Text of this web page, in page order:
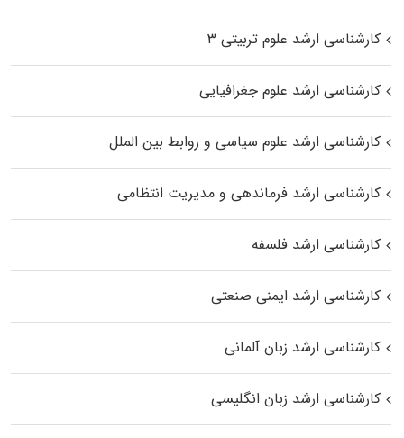
کارشناسی ارشد علوم تربیتی ۳
کارشناسی ارشد علوم جغرافیایی
کارشناسی ارشد علوم سیاسی و روابط بین الملل
کارشناسی ارشد فرماندهی و مدیریت انتظامی
کارشناسی ارشد فلسفه
کارشناسی ارشد ایمنی صنعتی
کارشناسی ارشد زبان آلمانی
کارشناسی ارشد زبان انگلیسی